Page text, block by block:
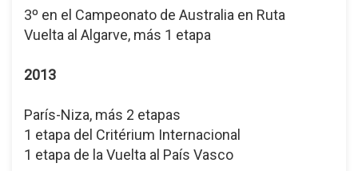
3º en el Campeonato de Australia en Ruta
Vuelta al Algarve, más 1 etapa
2013
París-Niza, más 2 etapas
1 etapa del Critérium Internacional
1 etapa de la Vuelta al País Vasco